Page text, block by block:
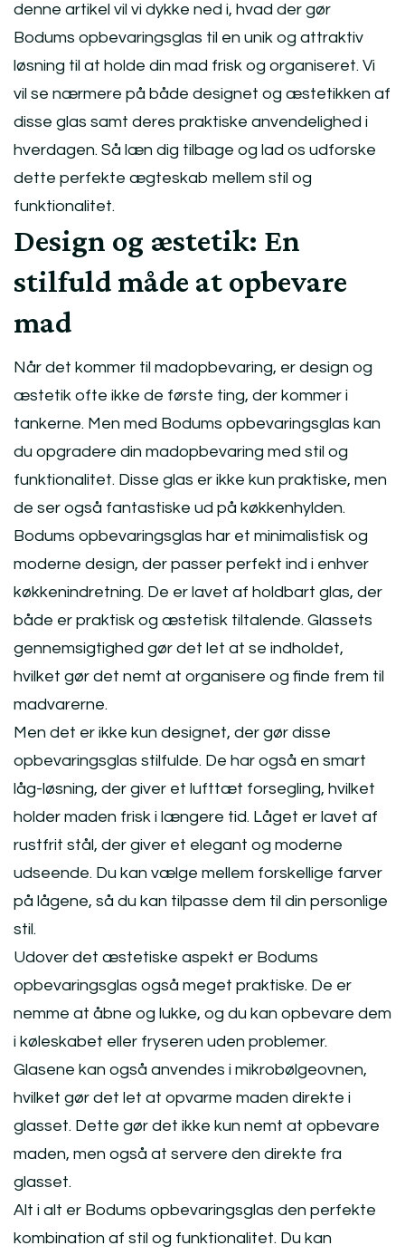
denne artikel vil vi dykke ned i, hvad der gør
Bodums opbevaringsglas til en unik og attraktiv
løsning til at holde din mad frisk og organiseret. Vi
vil se nærmere på både designet og æstetikken af
disse glas samt deres praktiske anvendelighed i
hverdagen. Så læn dig tilbage og lad os udforske
dette perfekte ægteskab mellem stil og
funktionalitet.
Design og æstetik: En
stilfuld måde at opbevare
mad
Når det kommer til madopbevaring, er design og
æstetik ofte ikke de første ting, der kommer i
tankerne. Men med Bodums opbevaringsglas kan
du opgradere din madopbevaring med stil og
funktionalitet. Disse glas er ikke kun praktiske, men
de ser også fantastiske ud på køkkenhylden.
Bodums opbevaringsglas har et minimalistisk og
moderne design, der passer perfekt ind i enhver
køkkenindretning. De er lavet af holdbart glas, der
både er praktisk og æstetisk tiltalende. Glassets
gennemsigtighed gør det let at se indholdet,
hvilket gør det nemt at organisere og finde frem til
madvarerne.
Men det er ikke kun designet, der gør disse
opbevaringsglas stilfulde. De har også en smart
låg-løsning, der giver et lufttæt forsegling, hvilket
holder maden frisk i længere tid. Låget er lavet af
rustfrit stål, der giver et elegant og moderne
udseende. Du kan vælge mellem forskellige farver
på lågene, så du kan tilpasse dem til din personlige
stil.
Udover det æstetiske aspekt er Bodums
opbevaringsglas også meget praktiske. De er
nemme at åbne og lukke, og du kan opbevare dem
i køleskabet eller fryseren uden problemer.
Glasene kan også anvendes i mikrobølgeovnen,
hvilket gør det let at opvarme maden direkte i
glasset. Dette gør det ikke kun nemt at opbevare
maden, men også at servere den direkte fra
glasset.
Alt i alt er Bodums opbevaringsglas den perfekte
kombination af stil og funktionalitet. Du kan